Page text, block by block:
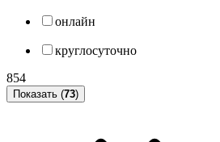
онлайн
круглосуточно
854
Показать (73)